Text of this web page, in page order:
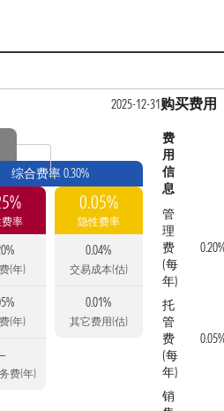
2025-12-31
综合费率 0.30%
率
(年)
(年)
费(年)
0.05%
隐性费率
0.04%
交易成本(估)
0.01%
其它费用(估)
购买费用
费
用
信
息
管
理
费
(每
年)
托
管
费
(每
年)
销